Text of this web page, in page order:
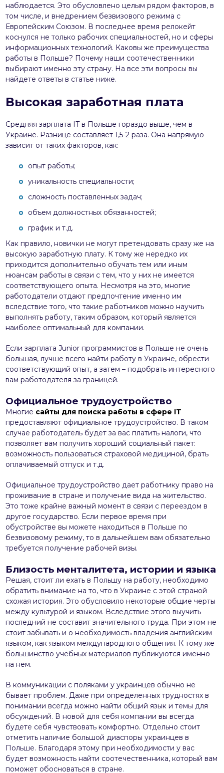
наблюдается. Это обусловлено целым рядом факторов, в
том числе, и внедрением безвизового режима с
Европейским Союзом. В последнее время релокейт
коснулся не только рабочих специальностей, но и сферы
информационных технологий. Каковы же преимущества
работы в Польше? Почему наши соотечественники
выбирают именно эту страну. На все эти вопросы вы
найдете ответы в статье ниже.
Высокая заработная плата
Средняя зарплата IT в Польше гораздо выше, чем в
Украине. Разнице составляет 1,5-2 раза. Она напрямую
зависит от таких факторов, как:
опыт работы;
уникальность специальности;
сложность поставленных задач;
объем должностных обязанностей;
график и т.д.
Как правило, новички не могут претендовать сразу же на
высокую заработную плату. К тому же нередко их
приходится дополнительно обучать тем или иным
нюансам работы в связи с тем, что у них не имеется
соответствующего опыта. Несмотря на это, многие
работодатели отдают предпочтение именно им
вследствие того, что такие работников можно научить
выполнять работу, таким образом, который является
наиболее оптимальный для компании.
Если зарплата Junior программистов в Польше не очень
большая, лучше всего найти работу в Украине, обрести
соответствующий опыт, а затем – подобрать интересного
вам работодателя за границей.
Официальное трудоустройство
Многие сайты для поиска работы в сфере IT
предоставляют официальное трудоустройство. В таком
случае работодатель будет за вас платить налоги, что
позволяет вам получить хороший социальный пакет:
возможность пользоваться страховой медициной, брать
оплачиваемый отпуск и т.д.
Официальное трудоустройство дает работнику право на
проживание в стране и получение вида на жительство.
Это тоже крайне важный момент в связи с переездом в
другое государство. Если первое время при
обустройстве вы можете находиться в Польше по
безвизовому режиму, то в дальнейшем вам обязательно
требуется получение рабочей визы.
Близость менталитета, истории и языка
Решая, стоит ли ехать в Польшу на работу, необходимо
обратить внимание на то, что в Украине с этой страной
схожая история. Это обусловило некоторые общие черты
между культурой и языком. Вследствие этого выучить
последний не составит значительного труда. При этом не
стоит забывать и о необходимость владения английским
языком, как языком международного общения. К тому же
большинство учебных материалов публикуются именно
на нем.
В коммуникации с поляками у украинцев обычно не
бывает проблем. Даже при определенных трудностях в
понимании всегда можно найти общий язык и темы для
обсуждений. В новой для себя компании вы всегда
будете себя чувствовать комфортно. Отдельно стоит
отметить наличие большой диаспоры украинцев в
Польше. Благодаря этому при необходимости у вас
будет возможность найти соотечественника, который вам
поможет обосноваться в стране.